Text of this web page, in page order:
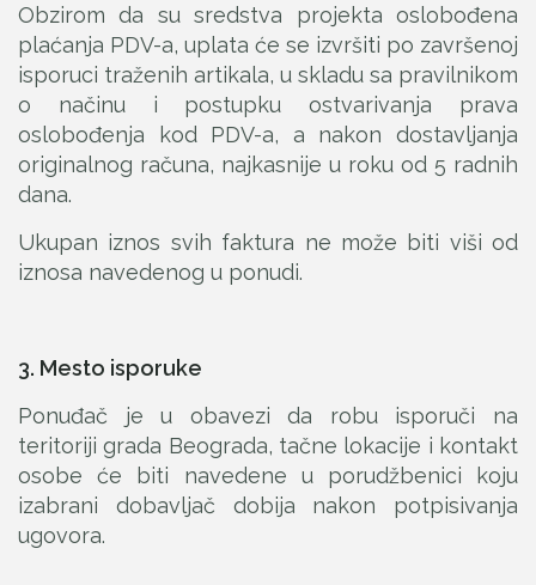
Obzirom da su sredstva projekta oslobođena
plaćanja PDV-a, uplata će se izvršiti po završenoj
isporuci traženih artikala, u skladu sa pravilnikom
o načinu i postupku ostvarivanja prava
oslobođenja kod PDV-a, a nakon dostavljanja
originalnog računa, najkasnije u roku od 5 radnih
dana.
Ukupan iznos svih faktura ne može biti viši od
iznosa navedenog u ponudi.
3. Mesto isporuke
Ponuđač je u obavezi da robu isporuči na
teritoriji grada Beograda, tačne lokacije i kontakt
osobe će biti navedene u porudžbenici koju
izabrani dobavljač dobija nakon potpisivanja
ugovora.